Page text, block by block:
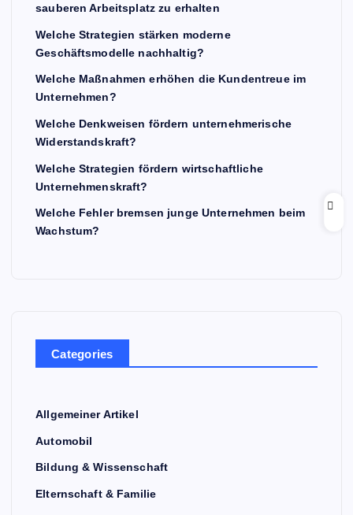
sauberen Arbeitsplatz zu erhalten
Welche Strategien stärken moderne
Geschäftsmodelle nachhaltig?
Welche Maßnahmen erhöhen die Kundentreue im
Unternehmen?
Welche Denkweisen fördern unternehmerische
Widerstandskraft?
Welche Strategien fördern wirtschaftliche
Unternehmenskraft?
Welche Fehler bremsen junge Unternehmen beim
Wachstum?
Categories
Allgemeiner Artikel
Automobil
Bildung & Wissenschaft
Elternschaft & Familie